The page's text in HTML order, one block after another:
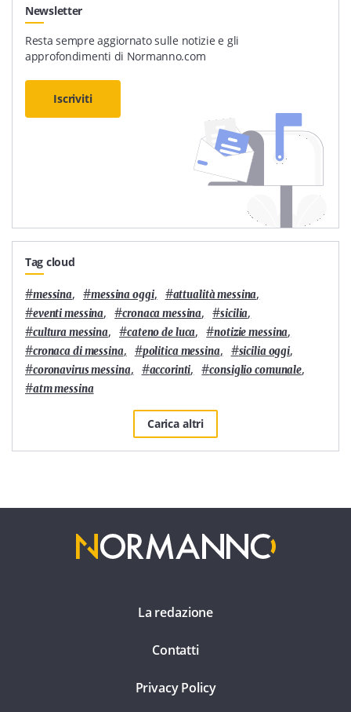
Newsletter
Resta sempre aggiornato sulle notizie e gli
approfondimenti di Normanno.com
Iscriviti
Tag cloud
#messina, #messina oggi, #attualità messina,
#eventi messina, #cronaca messina, #sicilia,
#cultura messina, #cateno de luca, #notizie messina,
#cronaca di messina, #politica messina, #sicilia oggi,
#coronavirus messina, #accorinti, #consiglio comunale,
#atm messina
Carica altri
La redazione
Contatti
Privacy Policy